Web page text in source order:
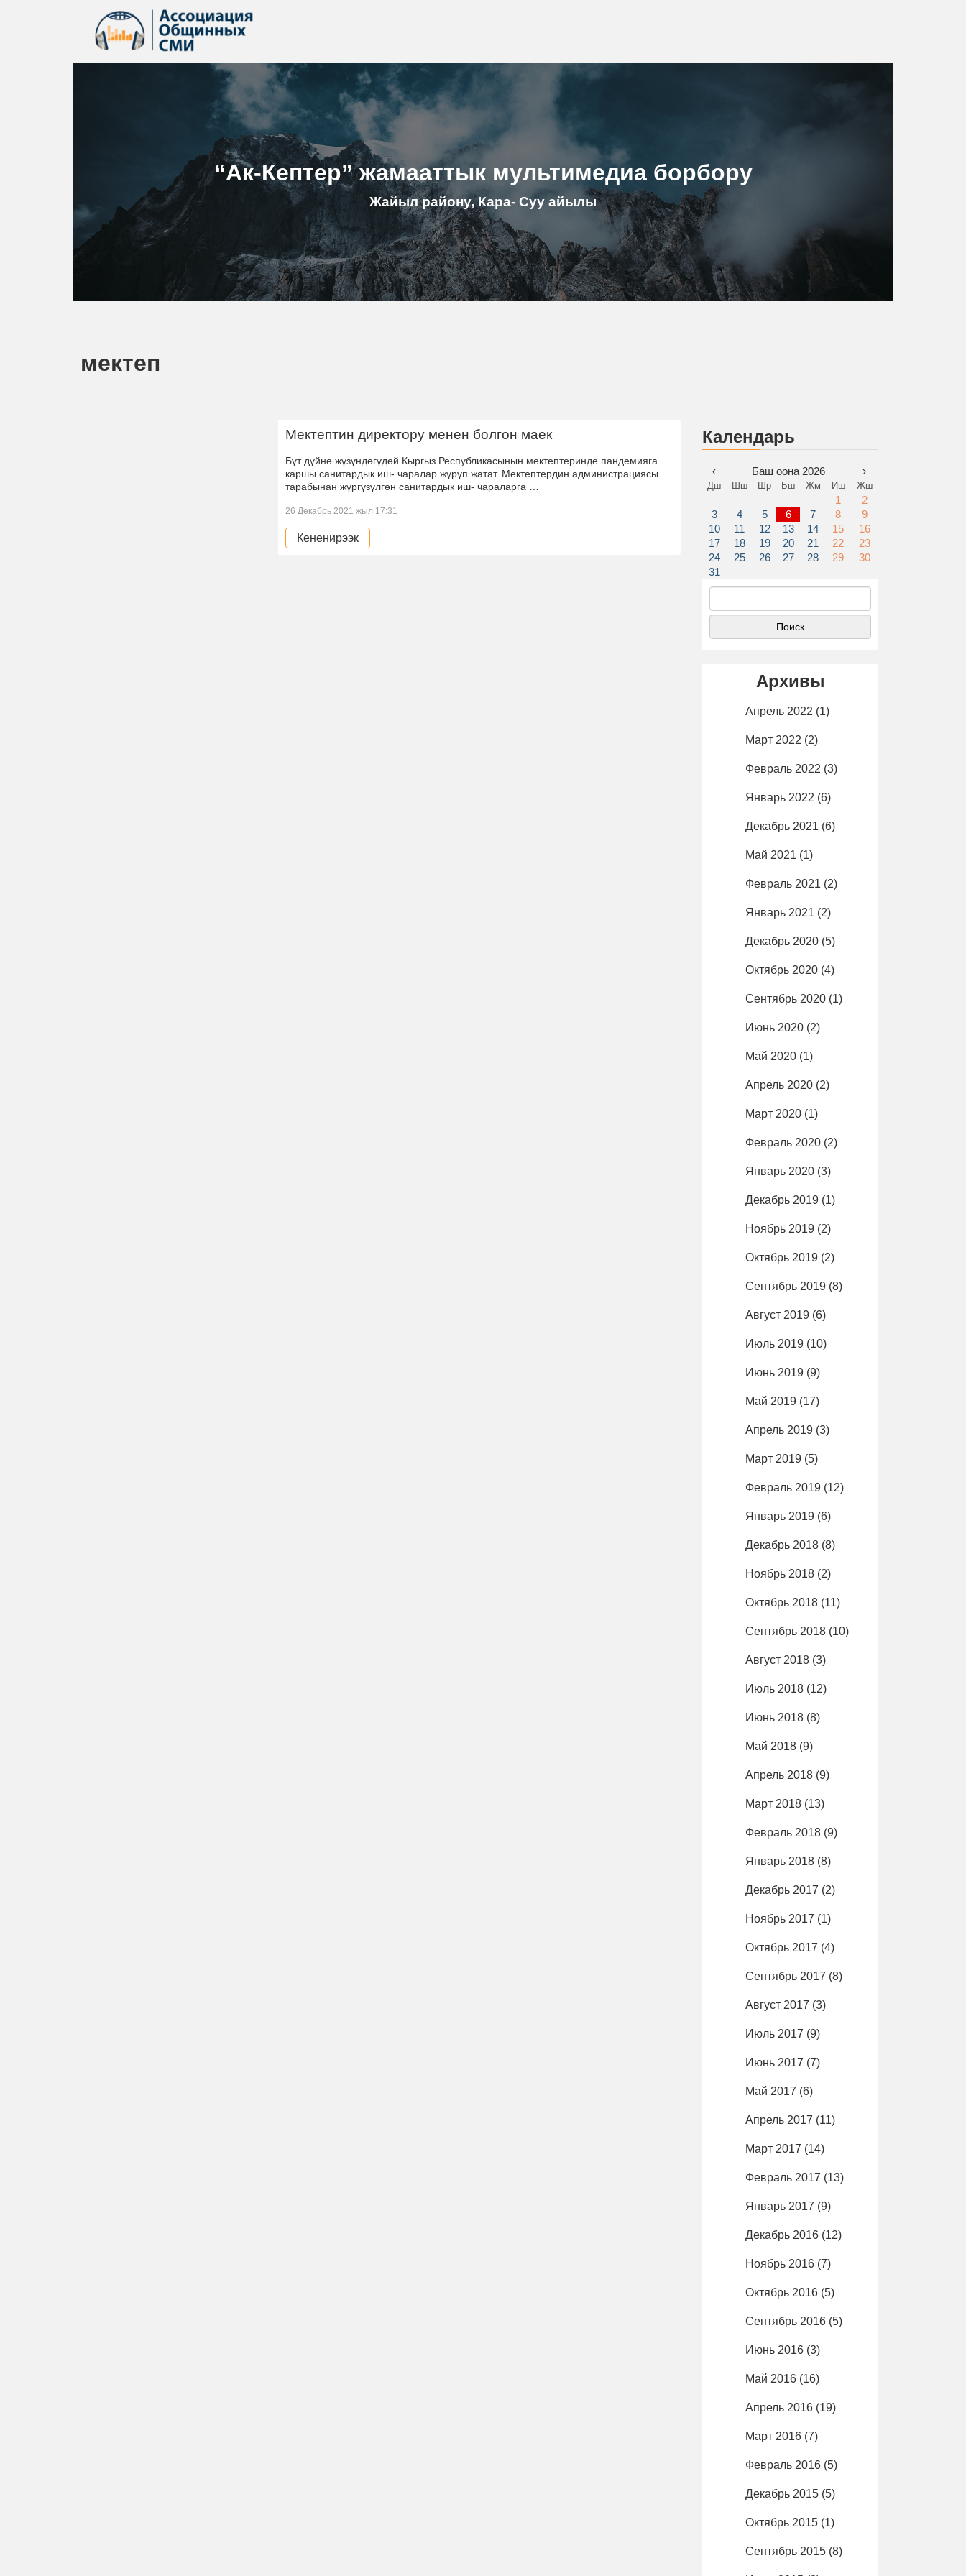
“Ак-Кептер” жамааттык мультимедиа борбору
Жайыл району, Кара- Суу айылы
мектеп
Мектептин директору менен болгон маек
Бүт дүйнө жүзүндөгүдөй Кыргыз Республикасынын мектептеринде пандемияга
каршы санитардык иш- чаралар жүрүп жатат. Мектептердин администрациясы
тарабынан жүргүзүлгөн санитардык иш- чараларга …
26 Декабрь 2021 жыл 17:31
Кененирээк
Календарь
‹ Баш оона 2026 ›
Дш Шш Шр Бш Жм Иш Жш
1
2
3
4 5 6 7 8
9
10
11 12 13 14 15
16
17
18 19 20 21 22
23
24
25 26 27 28 29
30
31
Найти:
Архивы
Апрель 2022 (1)
Март 2022 (2)
Февраль 2022 (3)
Январь 2022 (6)
Декабрь 2021 (6)
Май 2021 (1)
Февраль 2021 (2)
Январь 2021 (2)
Декабрь 2020 (5)
Октябрь 2020 (4)
Сентябрь 2020 (1)
Июнь 2020 (2)
Май 2020 (1)
Апрель 2020 (2)
Март 2020 (1)
Февраль 2020 (2)
Январь 2020 (3)
Декабрь 2019 (1)
Ноябрь 2019 (2)
Октябрь 2019 (2)
Сентябрь 2019 (8)
Август 2019 (6)
Июль 2019 (10)
Июнь 2019 (9)
Май 2019 (17)
Апрель 2019 (3)
Март 2019 (5)
Февраль 2019 (12)
Январь 2019 (6)
Декабрь 2018 (8)
Ноябрь 2018 (2)
Октябрь 2018 (11)
Сентябрь 2018 (10)
Август 2018 (3)
Июль 2018 (12)
Июнь 2018 (8)
Май 2018 (9)
Апрель 2018 (9)
Март 2018 (13)
Февраль 2018 (9)
Январь 2018 (8)
Декабрь 2017 (2)
Ноябрь 2017 (1)
Октябрь 2017 (4)
Сентябрь 2017 (8)
Август 2017 (3)
Июль 2017 (9)
Июнь 2017 (7)
Май 2017 (6)
Апрель 2017 (11)
Март 2017 (14)
Февраль 2017 (13)
Январь 2017 (9)
Декабрь 2016 (12)
Ноябрь 2016 (7)
Октябрь 2016 (5)
Сентябрь 2016 (5)
Июнь 2016 (3)
Май 2016 (16)
Апрель 2016 (19)
Март 2016 (7)
Февраль 2016 (5)
Декабрь 2015 (5)
Октябрь 2015 (1)
Сентябрь 2015 (8)